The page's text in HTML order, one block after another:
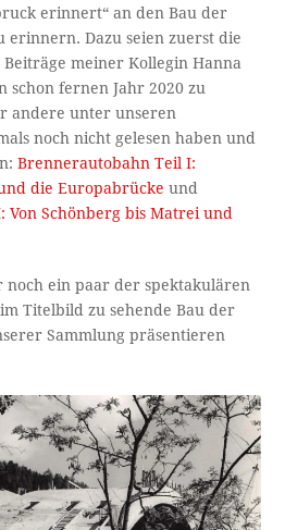
erinnert“ an den Bau der
erinnern. Dazu seien zuerst die
meiner Kollegin Hanna
schon fernen Jahr 2020 zu
andere unter unseren
noch nicht gelesen haben und
Brennerautobahn Teil I:
die Europabrücke und
Schönberg bis Matrei und
noch ein paar der spektakulären
Titelbild zu sehende Bau der
Sammlung präsentieren